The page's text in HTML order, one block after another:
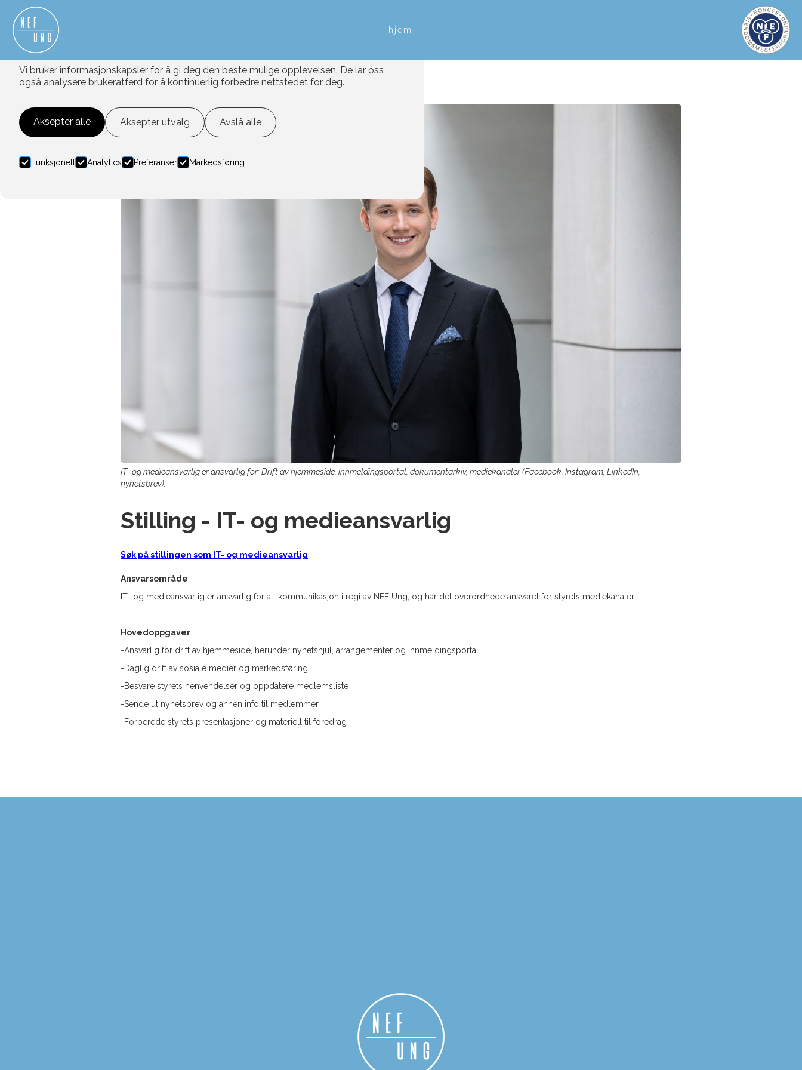
Informasjonskapsler
Vi bruker informasjonskapsler for å gi deg den beste mulige opplevelsen. De lar oss
også analysere brukeratferd for å kontinuerlig forbedre nettstedet for deg.
Aksepter alle Aksepter utvalg Avslå alle
Funksjonelt Analytics Preferanser Markedsføring
hjem
IT- og medieansvarlig er ansvarlig for: Drift av hjemmeside, innmeldingsportal, dokumentarkiv, mediekanaler (Facebook, Instagram, LinkedIn,
nyhetsbrev).
Stilling - IT- og medieansvarlig
Søk på stillingen som IT- og medieansvarlig
Ansvarsområde:
IT- og medieansvarlig er ansvarlig for all kommunikasjon i regi av NEF Ung, og har det overordnede ansvaret for styrets mediekanaler.
Hovedoppgaver:
-Ansvarlig for drift av hjemmeside, herunder nyhetshjul, arrangementer og innmeldingsportal
-Daglig drift av sosiale medier og markedsføring
-Besvare styrets henvendelser og oppdatere medlemsliste
-Sende ut nyhetsbrev og annen info til medlemmer
-Forberede styrets presentasjoner og materiell til foredrag